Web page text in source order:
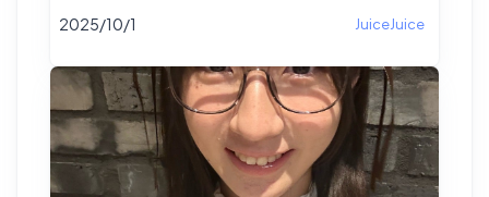
2025/10/1 JuiceJuice